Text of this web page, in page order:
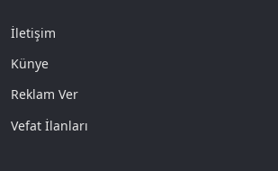
İletişim
Künye
Reklam Ver
Vefat İlanları